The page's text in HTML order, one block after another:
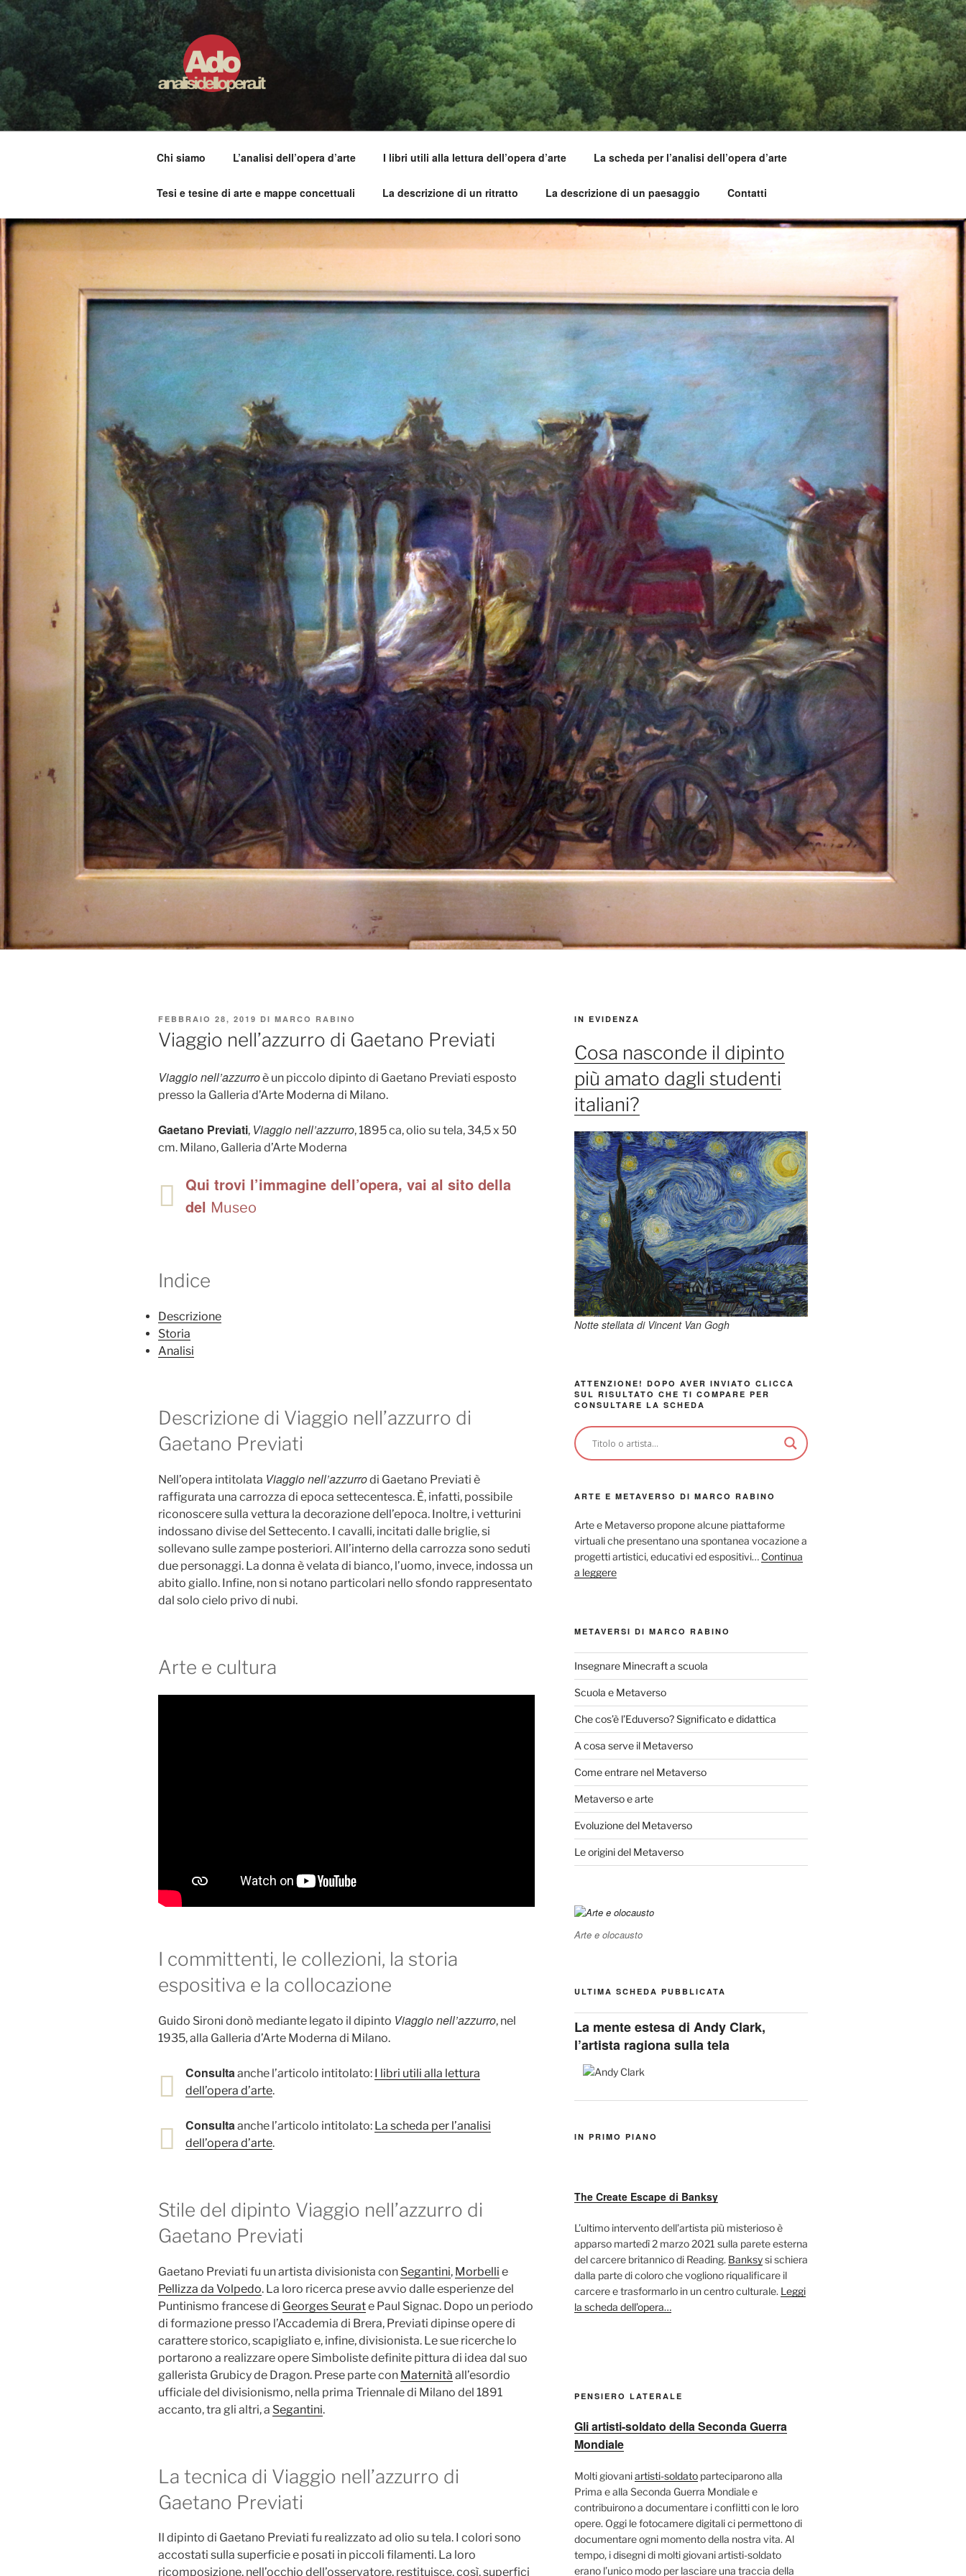
Salta
al
contenuto
ADO ANALISI DELL'OPERA
Osservare le opere d'arte per capirle e imparare ad amarle
Chi siamo L’analisi dell’opera d’arte I libri utili alla lettura dell’opera d’arte La scheda per l’analisi dell’opera d’arte
Tesi e tesine di arte e mappe concettuali La descrizione di un ritratto La descrizione di un paesaggio Contatti
PUBBLICATO
FEBBRAIO 28, 2019 DI MARCO RABINO
Viaggio nell’azzurro di Gaetano Previati
Viaggio nell’azzurroè un piccolo dipinto di Gaetano Previati esposto
presso la Galleria d’Arte Moderna di Milano.
Gaetano Previati, Viaggio nell’azzurro, 1895 ca, olio su tela, 34,5 x 50
cm. Milano, Galleria d’Arte Moderna
Qui trovi l’immagine dell’opera, vai al sito della
del Museo
Indice
Descrizione
Storia
Analisi
Descrizione di Viaggio nell’azzurro di
Gaetano Previati
Nell’opera intitolata Viaggio nell’azzurrodi Gaetano Previati è
raffigurata una carrozza di epoca settecentesca. È, infatti, possibile
riconoscere sulla vettura la decorazione dell’epoca. Inoltre, i vetturini
indossano divise del Settecento. I cavalli, incitati dalle briglie, si
sollevano sulle zampe posteriori. All’interno della carrozza sono seduti
due personaggi. La donna è velata di bianco, l’uomo, invece, indossa un
abito giallo. Infine, non si notano particolari nello sfondo rappresentato
dal solo cielo privo di nubi.
Arte e cultura
I committenti, le collezioni, la storia
espositiva e la collocazione
Guido Sironi donò mediante legato il dipinto Viaggio nell’azzurro, nel
1935, alla Galleria d’Arte Moderna di Milano.
Consultaanche l’articolo intitolato: I libri utili alla lettura
dell’opera d’arte.
Consultaanche l’articolo intitolato: La scheda per l’analisi
dell’opera d’arte.
Stile del dipinto Viaggio nell’azzurro di
Gaetano Previati
Gaetano Previati fu un artista divisionista con Segantini, Morbelli e
Pellizza da Volpedo. La loro ricerca prese avvio dalle esperienze del
Puntinismo francese di Georges Seurate Paul Signac. Dopo un periodo
di formazione presso l’Accademia di Brera, Previati dipinse opere di
carattere storico, scapigliato e, infine, divisionista. Le sue ricerche lo
portarono a realizzare opere Simboliste definite pittura di idea dal suo
gallerista Grubicy de Dragon. Prese parte con Maternità all’esordio
ufficiale del divisionismo, nella prima Triennale di Milano del 1891
accanto, tra gli altri, a Segantini.
La tecnica di Viaggio nell’azzurro di
Gaetano Previati
Il dipinto di Gaetano Previati fu realizzato ad olio su tela. I colori sono
accostati sulla superficie e posati in piccoli filamenti. La loro
ricomposizione, nell’occhio dell’osservatore, restituisce, così, superfici
IN EVIDENZA
Cosa nasconde il dipinto
più amato dagli studenti
italiani?
Notte stellata di Vincent Van Gogh
ATTENZIONE! DOPO AVER INVIATO CLICCA
SUL RISULTATO CHE TI COMPARE PER
CONSULTARE LA SCHEDA
ARTE E METAVERSO DI MARCO RABINO
Arte e Metaverso propone alcune piattaforme
virtuali che presentano una spontanea vocazione a
progetti artistici, educativi ed espositivi… Continua
a leggere
METAVERSI DI MARCO RABINO
Insegnare Minecraft a scuola
Scuola e Metaverso
Che cos’è l’Eduverso? Significato e didattica
A cosa serve il Metaverso
Come entrare nel Metaverso
Metaverso e arte
Evoluzione del Metaverso
Le origini del Metaverso
Arte e olocausto
ULTIMA SCHEDA PUBBLICATA
La mente estesa di Andy Clark,
l’artista ragiona sulla tela
IN PRIMO PIANO
The Create Escape di Banksy
L’ultimo intervento dell’artista più misterioso è
apparso martedì 2 marzo 2021 sulla parete esterna
del carcere britannico di Reading. Banksysi schiera
dalla parte di coloro che vogliono riqualificare il
carcere e trasformarlo in un centro culturale. Leggi
la scheda dell’opera…
PENSIERO LATERALE
Gli artisti-soldato della Seconda Guerra
Mondiale
Molti giovaniartisti-soldatoparteciparono alla
Prima e alla Seconda Guerra Mondiale e
contribuirono a documentare i conflitti con le loro
opere. Oggi le fotocamere digitali ci permettono di
documentare ogni momento della nostra vita. Al
tempo, i disegni di molti giovani artisti-soldato
erano l’unico modo per lasciare una traccia della